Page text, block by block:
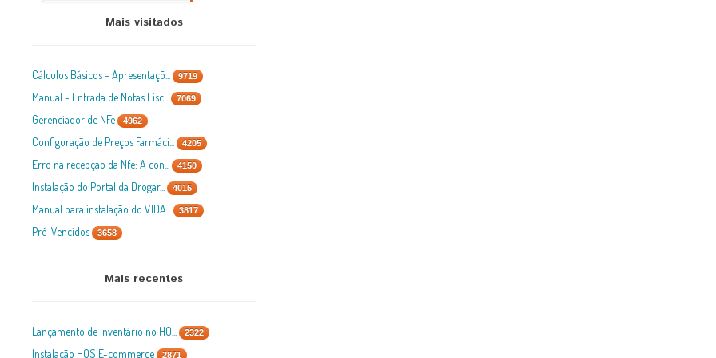
Mais visitados
Cálculos Básicos - Apresentaçõ... 9719
Manual - Entrada de Notas Fisc... 7069
Gerenciador de NFe 4962
Configuração de Preços Farmáci... 4205
Erro na recepção da Nfe: A con... 4150
Instalação do Portal da Drogar... 4015
Manual para instalação do VIDA... 3817
Pré-Vencidos 3658
Mais recentes
Lançamento de Inventário no HO... 2322
Instalação HOS E-commerce 2871